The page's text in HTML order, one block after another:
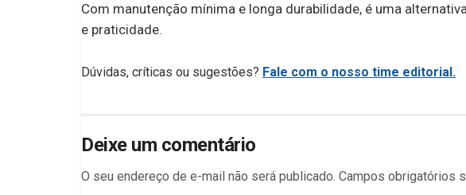
Com manutenção mínima e longa durabilidade, é uma
e praticidade.
Dúvidas, críticas ou sugestões? Fale com o nosso time editorial.
Deixe um comentário
O seu endereço de e-mail não será publicado. Campos obrigatórios